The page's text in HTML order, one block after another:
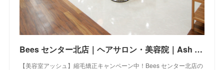
Bees センター北店｜ヘアサロン・美容院｜Ash オフィシャルサイト
【美容室アッシュ】縮毛矯正キャンペーン中！Bees センター北店の